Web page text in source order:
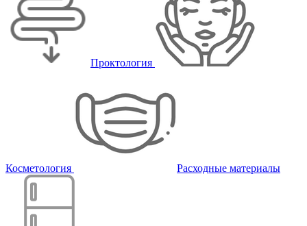
Проктология
Косметология Расходные материалы